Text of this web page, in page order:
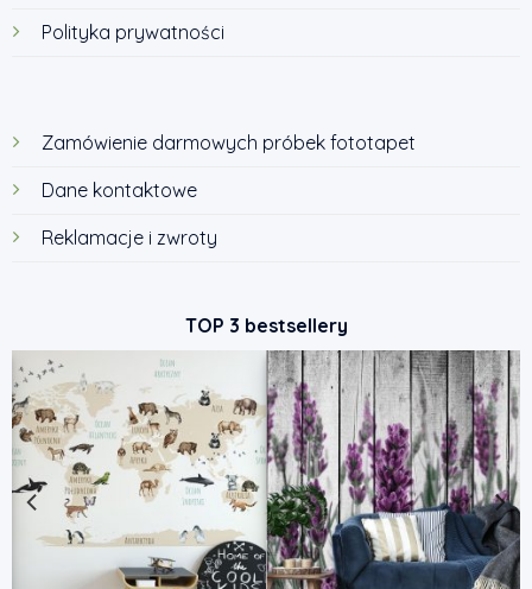
Polityka prywatności
Zamówienie darmowych próbek fototapet
Dane kontaktowe
Reklamacje i zwroty
TOP 3 bestsellery